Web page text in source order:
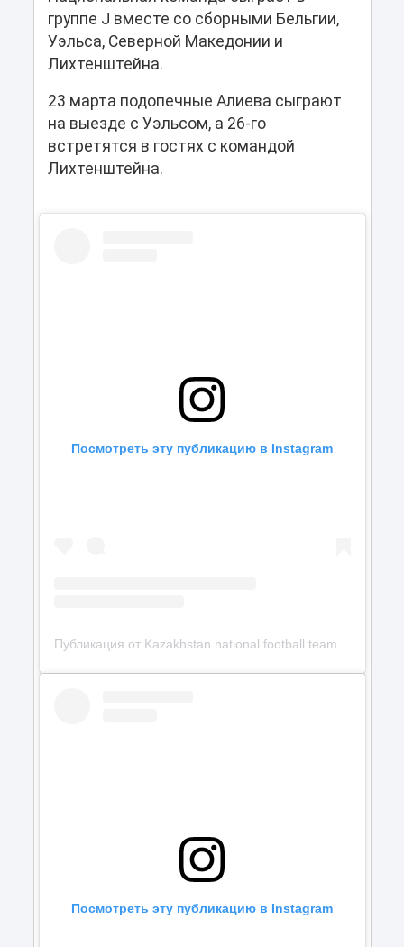
группе J вместе со сборными Бельгии,
Уэльса, Северной Македонии и
Лихтенштейна.
23 марта подопечные Алиева сыграют
на выезде с Уэльсом, а 26-го
встретятся в гостях с командой
Лихтенштейна.
Посмотреть эту публикацию в Instagram
Посмотреть эту публикацию в Instagram